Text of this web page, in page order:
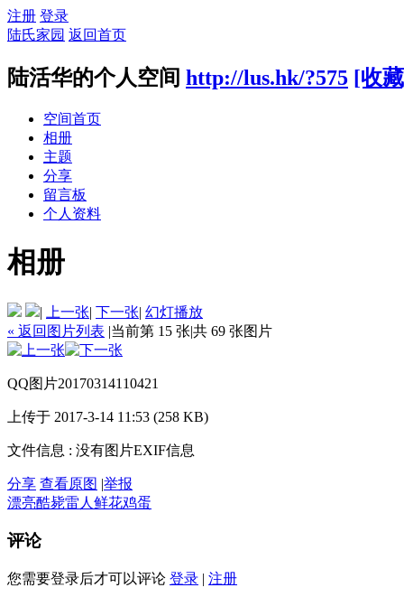
注册 登录
陆氏家园 返回首页
陆活华的个人空间 http://lus.hk/?575 [收
空间首页
相册
主题
分享
留言板
个人资料
相册
| 上一张| 下一张| 幻灯播放
« 返回图片列表 |当前第 15 张|共 69 张图片
QQ图片20170314110421
上传于 2017-3-14 11:53 (258 KB)
文件信息 : 没有图片EXIF信息
分享 查看原图 |举报
漂亮酷毙雷人 鲜花鸡蛋
评论
您需要登录后才可以评论 登录 | 注册